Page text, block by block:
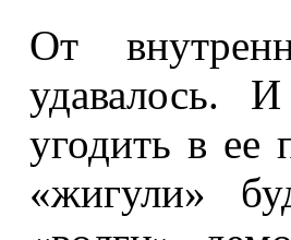
От
удавалось.
угодить в ее
«жигули»